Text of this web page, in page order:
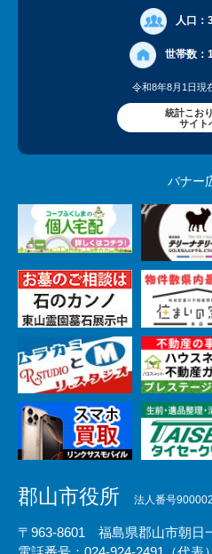
人口：
世帯数：
令和8年8月1日現
統計こお
サイト
バナー
郡山市役所 法人番号
〒963-8601 福島県郡山市朝日